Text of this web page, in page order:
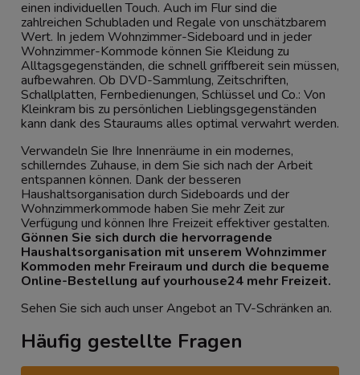
einen individuellen Touch. Auch im Flur sind die
zahlreichen Schubladen und Regale von unschätzbarem
Wert. In jedem Wohnzimmer-Sideboard und in jeder
Wohnzimmer-Kommode können Sie Kleidung zu
Alltagsgegenständen, die schnell griffbereit sein müssen,
aufbewahren. Ob DVD-Sammlung, Zeitschriften,
Schallplatten, Fernbedienungen, Schlüssel und Co.: Von
Kleinkram bis zu persönlichen Lieblingsgegenständen
kann dank des Stauraums alles optimal verwahrt werden.
Verwandeln Sie Ihre Innenräume in ein modernes,
schillerndes Zuhause, in dem Sie sich nach der Arbeit
entspannen können. Dank der besseren
Haushaltsorganisation durch Sideboards und der
Wohnzimmerkommode haben Sie mehr Zeit zur
Verfügung und können Ihre Freizeit effektiver gestalten.
Gönnen Sie sich durch die hervorragende
Haushaltsorganisation mit unserem Wohnzimmer
Kommoden mehr Freiraum und durch die bequeme
Online-Bestellung auf yourhouse24 mehr Freizeit.
Sehen Sie sich auch unser Angebot anTV-Schränken an.
Häufig gestellte Fragen